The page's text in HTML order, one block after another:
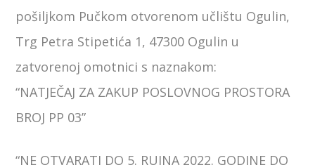
pošiljkom Pučkom otvorenom učlištu Ogulin,
Trg Petra Stipetića 1, 47300 Ogulin u
zatvorenoj omotnici s naznakom:
“NATJEČAJ ZA ZAKUP POSLOVNOG PROSTORA
BROJ PP 03”
“NE OTVARATI DO 5. RUJNA 2022. GODINE DO